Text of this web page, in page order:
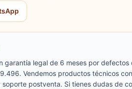
garantía legal de 6 meses por defectos
Vendemos productos técnicos
postventa. Si tienes dudas de